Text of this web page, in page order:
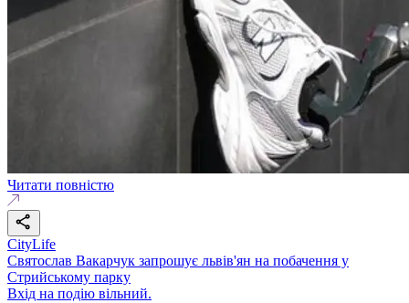
Читати повністю
CityLife
Святослав Вакарчук запрошує львів'ян на побачення у
Стрийському парку
Вхід на подію вільний.